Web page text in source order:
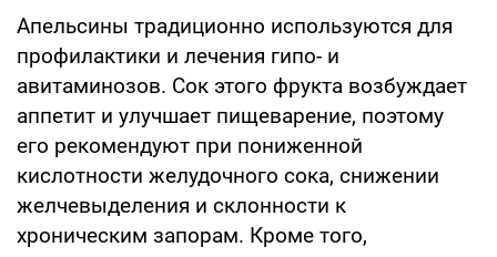
Апельсины традиционно используются для
профилактики и лечения гипо- и
авитаминозов. Сок этого фрукта возбуждает
аппетит и улучшает пищеварение, поэтому
его рекомендуют при пониженной
кислотности желудочного сока, снижении
желчевыделения и склонности к
хроническим запорам. Кроме того,